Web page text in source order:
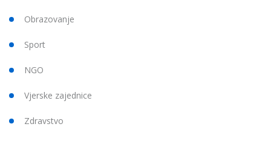
Obrazovanje
Sport
NGO
Vjerske zajednice
Zdravstvo